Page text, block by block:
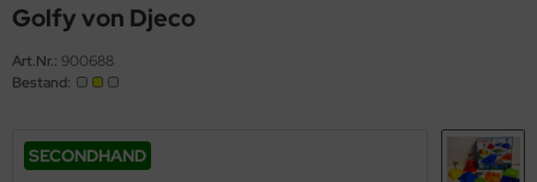
Golfy von Djeco
Art.Nr.: 900688
Bestand:
SECONDHAND